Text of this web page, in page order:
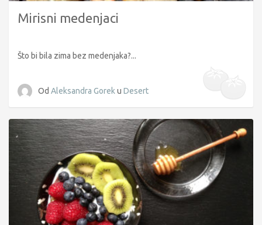
Mirisni medenjaci
Što bi bila zima bez medenjaka?...
Od Aleksandra Goreku Desert